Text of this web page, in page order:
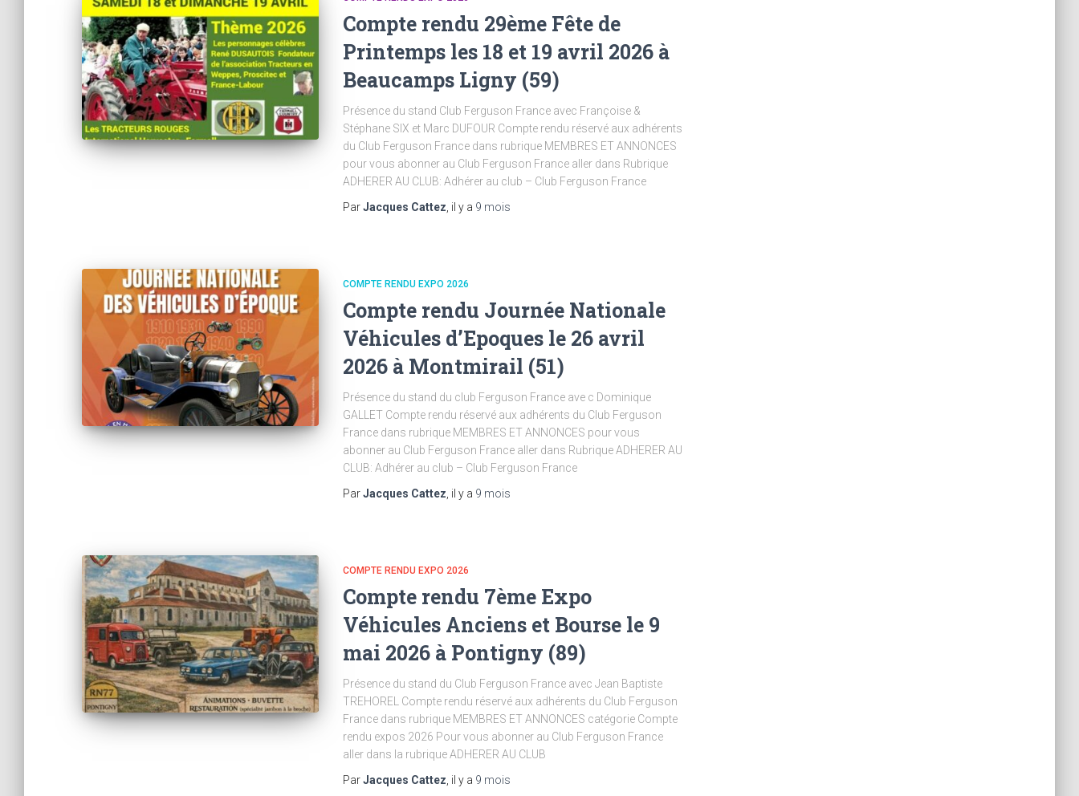
Compte rendu 29ème Fête de
Printemps les 18 et 19 avril 2026 à
Beaucamps Ligny (59)
Présence du stand Club Ferguson France avec Françoise &
Stéphane SIX et Marc DUFOUR Compte rendu réservé aux adhérents
du Club Ferguson France dans rubrique MEMBRES ET ANNONCES
pour vous abonner au Club Ferguson France aller dans Rubrique
ADHERER AU CLUB: Adhérer au club – Club Ferguson France
ParJacques Cattez , il y a 9 mois
COMPTE RENDU EXPO 2026
Compte rendu Journée Nationale
Véhicules d’Epoques le 26 avril
2026 à Montmirail (51)
Présence du stand du club Ferguson France ave c Dominique
GALLET Compte rendu réservé aux adhérents du Club Ferguson
France dans rubrique MEMBRES ET ANNONCES pour vous
abonner au Club Ferguson France aller dans Rubrique ADHERER AU
CLUB: Adhérer au club – Club Ferguson France
ParJacques Cattez , il y a 9 mois
COMPTE RENDU EXPO 2026
Compte rendu 7ème Expo
Véhicules Anciens et Bourse le 9
mai 2026 à Pontigny (89)
Présence du stand du Club Ferguson France avec Jean Baptiste
TREHOREL Compte rendu réservé aux adhérents du Club Ferguson
France dans rubrique MEMBRES ET ANNONCES catégorie Compte
rendu expos 2026 Pour vous abonner au Club Ferguson France
aller dans la rubrique ADHERER AU CLUB
ParJacques Cattez , il y a 9 mois